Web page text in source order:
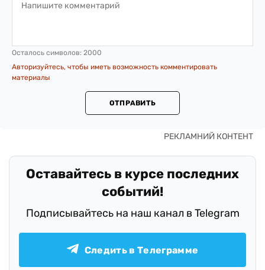
Осталось символов: 2000
Авторизуйтесь, чтобы иметь возможность комментировать
материалы
ОТПРАВИТЬ
Оставайтесь в курсе последних
событий!
Подписывайтесь на наш канал в Telegram
Следить в Телеграмме